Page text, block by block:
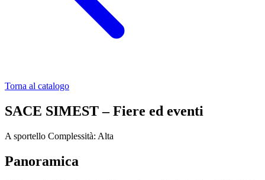
Torna al catalogo
SACE SIMEST – Fiere ed eventi
A sportello Complessità: Alta
Panoramica